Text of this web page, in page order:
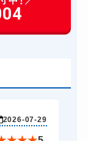
円～(税込)
円～(税込)
8,800円～(税込)
円～(税込)
2026-07-29